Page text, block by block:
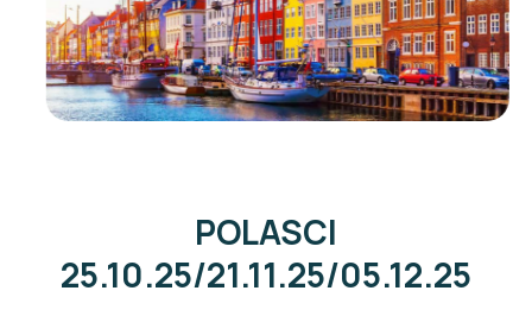
POLASCI
25.10.25/21.11.25/05.12.25